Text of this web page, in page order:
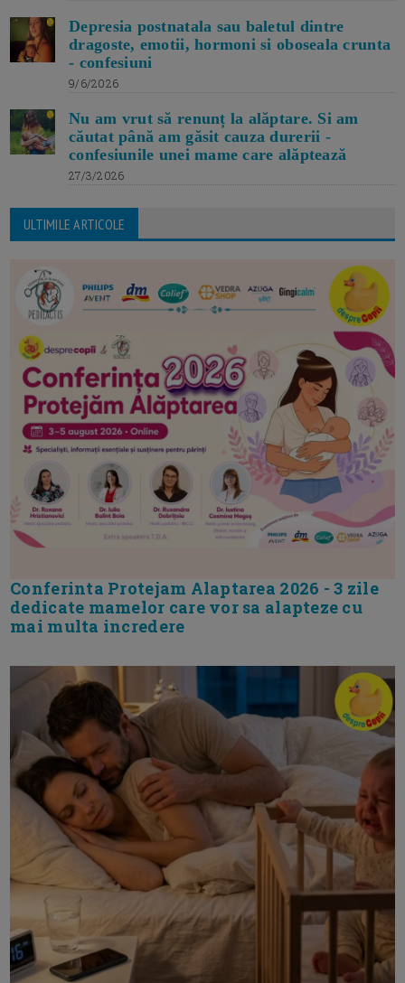
Depresia postnatala sau baletul dintre
dragoste, emotii, hormoni si oboseala crunta
- confesiuni
9/6/2026
Nu am vrut să renunț la alăptare. Si am
căutat până am găsit cauza durerii -
confesiunile unei mame care alăptează
27/3/2026
ULTIMILE ARTICOLE
Conferinta Protejam Alaptarea 2026 - 3 zile
dedicate mamelor care vor sa alapteze cu
mai multa incredere